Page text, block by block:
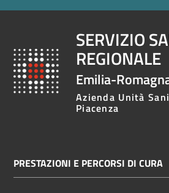
SERVIZIO
REGIONALE
Emilia-
Azienda Unità
Piacenza
PRESTAZIONI E PERCORSI DI CURA